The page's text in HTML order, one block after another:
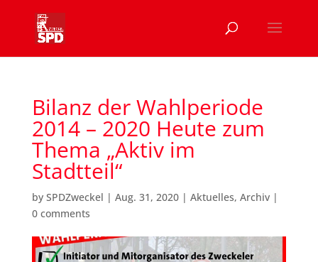
Bilanz der Wahlperiode
2014 – 2020 Heute zum
Thema „Aktiv im
Stadtteil“
by SPDZweckel | Aug. 31, 2020| Aktuelles, Archiv|
0 comments